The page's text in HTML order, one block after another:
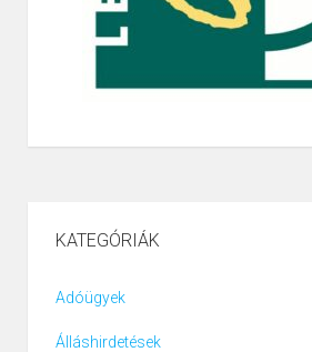
KATEGÓRIÁK
Adóügyek
Álláshirdetések